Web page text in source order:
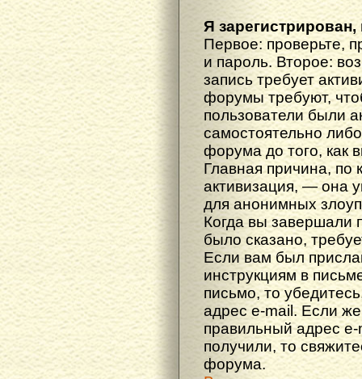
Я
Первое: проверьте,
и пароль. Второе:
запись требует
форумы требуют,
пользователи были
самостоятельно
форума до того, как
Главная причина, по
активизация, — она
для анонимных
Когда вы завершали
было сказано,
Если вам был
инструкциям в
письмо, то
адрес e-mail. Если
правильный адрес
получили, то
форума.